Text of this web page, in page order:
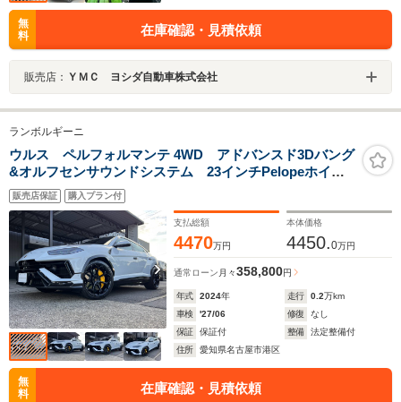
無
料
在庫確認・見積依頼
販売店： ＹＭＣ ヨシダ自動車株式会社
ランボルギーニ
ウルス ペルフォルマンテ 4WD アドバンスド3Dバング
&オルフセンサウンドシステム 23インチPelopeホイー
ル(チタンボルト付シャイニードック アド・ペルソナ
ム) パノラミックルーフ ハイウェイ・アシスタント
取扱説明書 スペアキー
販売店保証 購入プラン付
支払総額
4470万円
本体価格
4450.0万円
通常ローン 月々358,800円
年式 2024年 走行 0.2万km
車検
'27/06 修復
なし
保証
保証付 整備
法定整備付
住所
愛知県名古屋市港区
無
料
在庫確認・見積依頼